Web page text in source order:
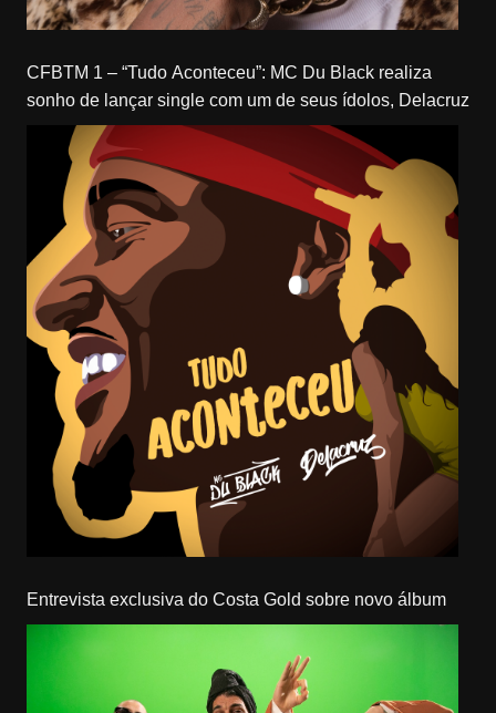
CFBTM 1 – “Tudo Aconteceu”: MC Du Black realiza
sonho de lançar single com um de seus ídolos, Delacruz
Entrevista exclusiva do Costa Gold sobre novo álbum